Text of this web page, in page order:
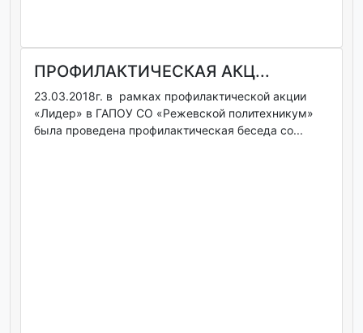
ПРОФИЛАКТИЧЕСКАЯ АКЦ...
23.03.2018г. в рамках профилактической акции
«Лидер» в ГАПОУ СО «Режевской политехникум»
была проведена профилактическая беседа со...